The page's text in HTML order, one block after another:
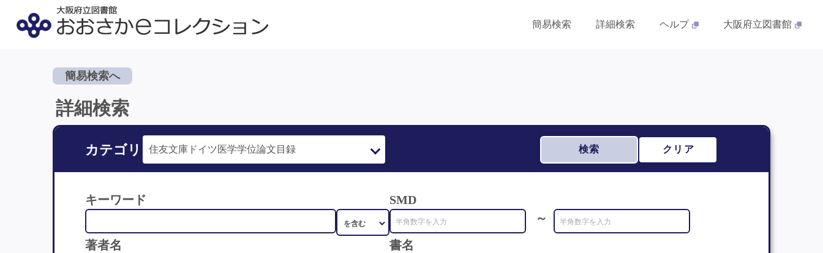
簡易検索 詳細検索 ヘルプ 大阪府立図書館
簡易検索へ
詳細検索
カテゴリ 検索 クリア
キーワード
SMD
～
著者名
書名